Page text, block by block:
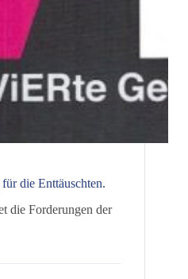
die Enttäuschten.
die Forderungen der